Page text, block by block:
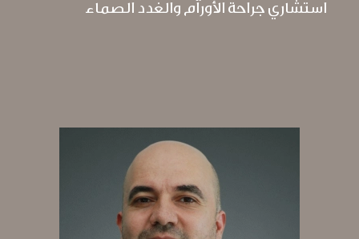
استشاري جراحة الأورام والغدد الصماء